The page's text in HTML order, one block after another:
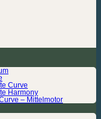
Curve
Harmony
– Mittelmotor